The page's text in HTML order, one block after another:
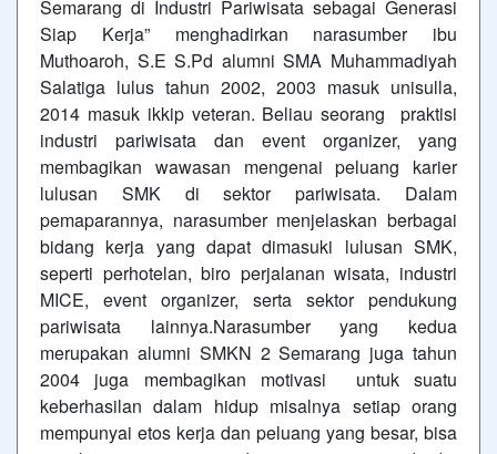
Semarang di Industri Pariwisata sebagai Generasi
Siap Kerja” menghadirkan narasumber ibu
Muthoaroh, S.E S.Pd alumni SMA Muhammadiyah
Salatiga lulus tahun 2002, 2003 masuk unisulla,
2014 masuk ikkip veteran. Beliau seorang praktisi
industri pariwisata dan event organizer, yang
membagikan wawasan mengenai peluang karier
lulusan SMK di sektor pariwisata. Dalam
pemaparannya, narasumber menjelaskan berbagai
bidang kerja yang dapat dimasuki lulusan SMK,
seperti perhotelan, biro perjalanan wisata, industri
MICE, event organizer, serta sektor pendukung
pariwisata lainnya.Narasumber yang kedua
merupakan alumni SMKN 2 Semarang juga tahun
2004 juga membagikan motivasi untuk suatu
keberhasilan dalam hidup misalnya setiap orang
mempunyai etos kerja dan peluang yang besar, bisa